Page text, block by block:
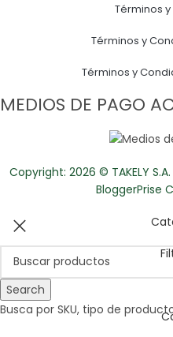
Términos
Términos y
Términos y
MEDIOS DE PAGO
Copyright: 2026 © TAKELY
BloggerPrise
Search
Busca por SKU, tipo de